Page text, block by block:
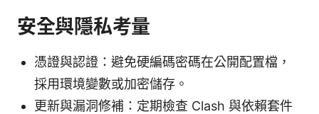
安全與隱私考量
憑證與認證：避免硬編碼密碼在公開配置檔，
採用環境變數或加密儲存。
更新與漏洞修補：定期檢查 Clash 與依賴套件